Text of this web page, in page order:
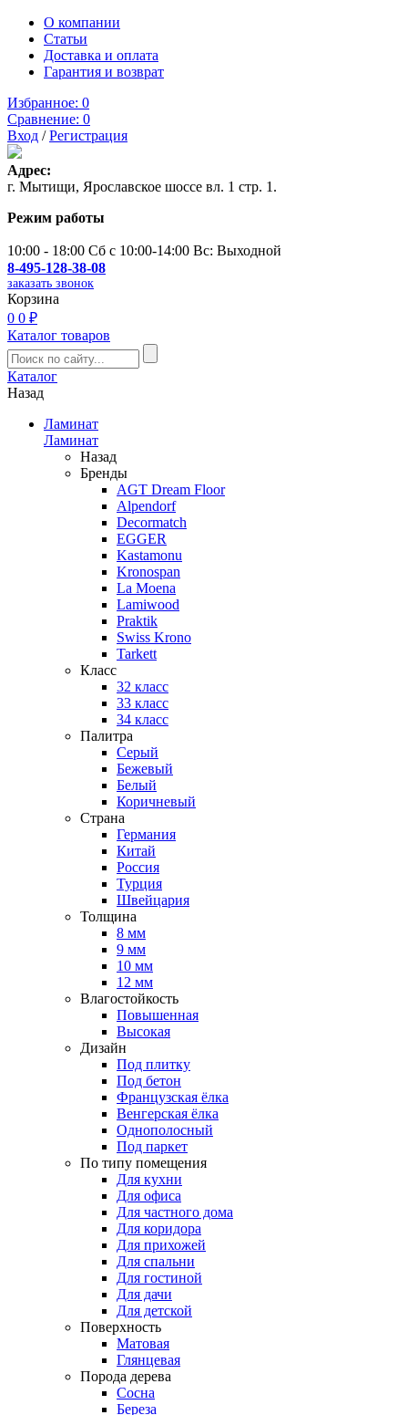
О компании
Статьи
Доставка и оплата
Гарантия и возврат
Избранное: 0
Сравнение: 0
Вход /Регистрация
Адрес:
г. Мытищи, Ярославское шоссе вл. 1 стр. 1.
Режим работы
10:00 - 18:00 Сб с 10:00-14:00 Вс: Выходной
8-495-128-38-08
заказать звонок
Корзина
0 0 ₽
Каталог товаров
Каталог
Назад
Ламинат
Ламинат
Назад
Бренды
AGT Dream Floor
Alpendorf
Decormatch
EGGER
Kastamonu
Kronospan
La Moena
Lamiwood
Praktik
Swiss Krono
Tarkett
Класс
32 класс
33 класс
34 класс
Палитра
Серый
Бежевый
Белый
Коричневый
Страна
Германия
Китай
Россия
Турция
Швейцария
Толщина
8 мм
9 мм
10 мм
12 мм
Влагостойкость
Повышенная
Высокая
Дизайн
Под плитку
Под бетон
Французская ёлка
Венгерская ёлка
Однополосный
Под паркет
По типу помещения
Для кухни
Для офиса
Для частного дома
Для коридора
Для прихожей
Для спальни
Для гостиной
Для дачи
Для детской
Поверхность
Матовая
Глянцевая
Порода дерева
Сосна
Береза